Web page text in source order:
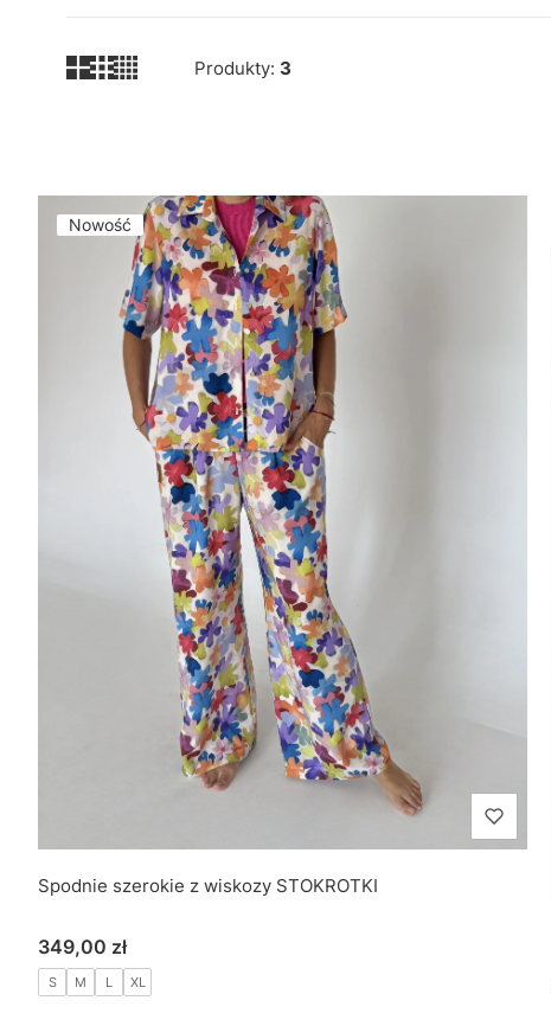
Produkty: 3
Lista produktów
Nowość
Spodnie szerokie z wiskozy STOKROTKI
Cena
349,00 zł
S M L XL